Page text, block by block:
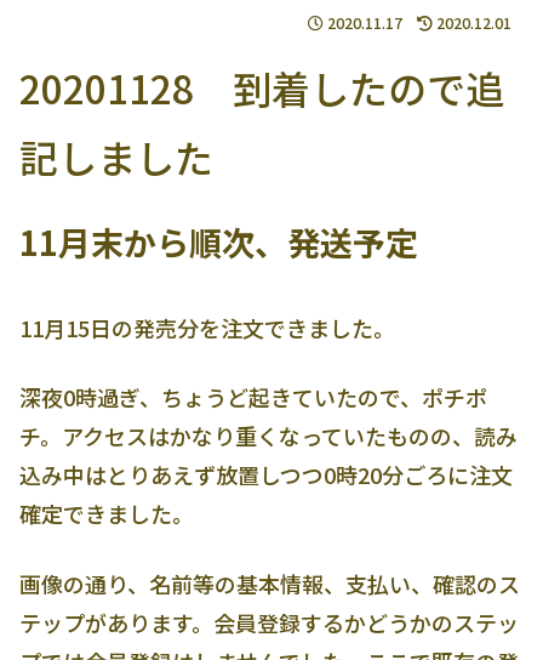
2020.11.17 2020.12.01
20201128 到着したので追
記しました
11月末から順次、発送予定
11月15日の発売分を注文できました。
深夜0時過ぎ、ちょうど起きていたので、ポチポ
チ。アクセスはかなり重くなっていたものの、読み
込み中はとりあえず放置しつつ0時20分ごろに注文
確定できました。
画像の通り、名前等の基本情報、支払い、確認のス
テップがあります。会員登録するかどうかのステッ